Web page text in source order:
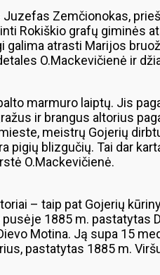
Zemčionokas,
Rokiškio grafų giminės
atrasti Marijos
O.Mackevičienė ir
marmuro laiptų. Jis
ir brangus altorius
meistrų Gojerių
blizgučių. Tai dar
O.Mackevičienė.
– taip pat Gojerių
1885 m.
Motina. Ją supa 15
pastatytas 1885 m.